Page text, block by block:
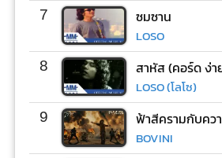
7 ซมซาน
LOSO
8 สาหัส (คอร์ด ง่า
LOSO (โลโซ)
9 ฟ้าสีครามกับคว
BOVINI